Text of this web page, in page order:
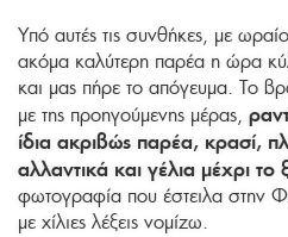
Υπό αυτές τις συνθήκες, με
ακόμα καλύτερη παρέα η ώρα
και μας πήρε το απόγευμα. Το
με της προηγούμενης μέρας,
ίδια ακριβώς παρέα, κρασί,
αλλαντικά και γέλια μέχρι
φωτογραφία που έστειλα στην
με χίλιες λέξεις νομίζω.